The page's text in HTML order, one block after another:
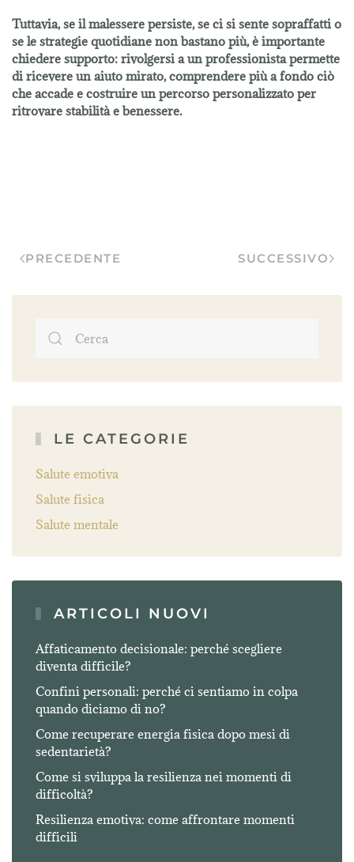
Tuttavia, se il malessere persiste, se ci si sente sopraffatti o
se le strategie quotidiane non bastano più, è importante
chiedere supporto: rivolgersi a un professionista permette
di ricevere un aiuto mirato, comprendere più a fondo ciò
che accade e costruire un percorso personalizzato per
ritrovare stabilità e benessere.
PRECEDENTE SUCCESSIVO
LE CATEGORIE
Salute emotiva
Salute fisica
Salute mentale
ARTICOLI NUOVI
Affaticamento decisionale: perché scegliere
diventa difficile?
Confini personali: perché ci sentiamo in colpa
quando diciamo di no?
Come recuperare energia fisica dopo mesi di
sedentarietà?
Come si sviluppa la resilienza nei momenti di
difficoltà?
Resilienza emotiva: come affrontare momenti
difficili